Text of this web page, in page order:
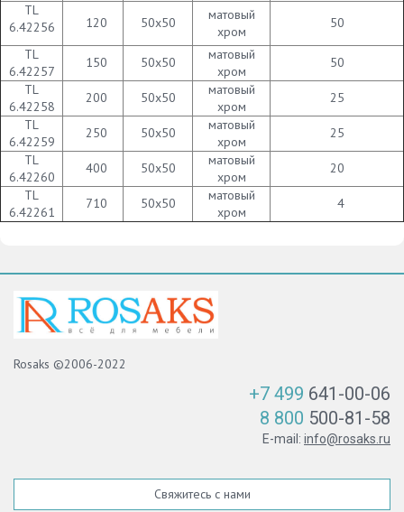
TL
6.42256
120 50х50
матовый
хром
50
TL
6.42257
150 50х50
матовый
хром
50
TL
6.42258
200 50х50
матовый
хром
25
TL
6.42259
250 50х50
матовый
хром
25
TL
6.42260
400 50х50
матовый
хром
20
TL
6.42261
710 50х50
матовый
хром
4
Rosaks ©2006-2022
+7 499 641-00-06
8 800 500-81-58
E-mail: info@rosaks.ru
Свяжитесь с нами